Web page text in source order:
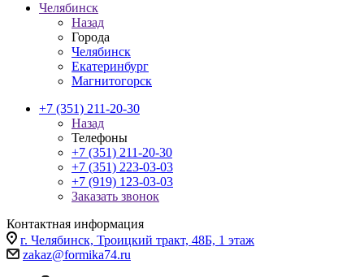
Челябинск
Назад
Города
Челябинск
Екатеринбург
Магнитогорск
+7 (351) 211-20-30
Назад
Телефоны
+7 (351) 211-20-30
+7 (351) 223-03-03
+7 (919) 123-03-03
Заказать звонок
Контактная информация
г. Челябинск, Троицкий тракт, 48Б, 1 этаж
zakaz@formika74.ru